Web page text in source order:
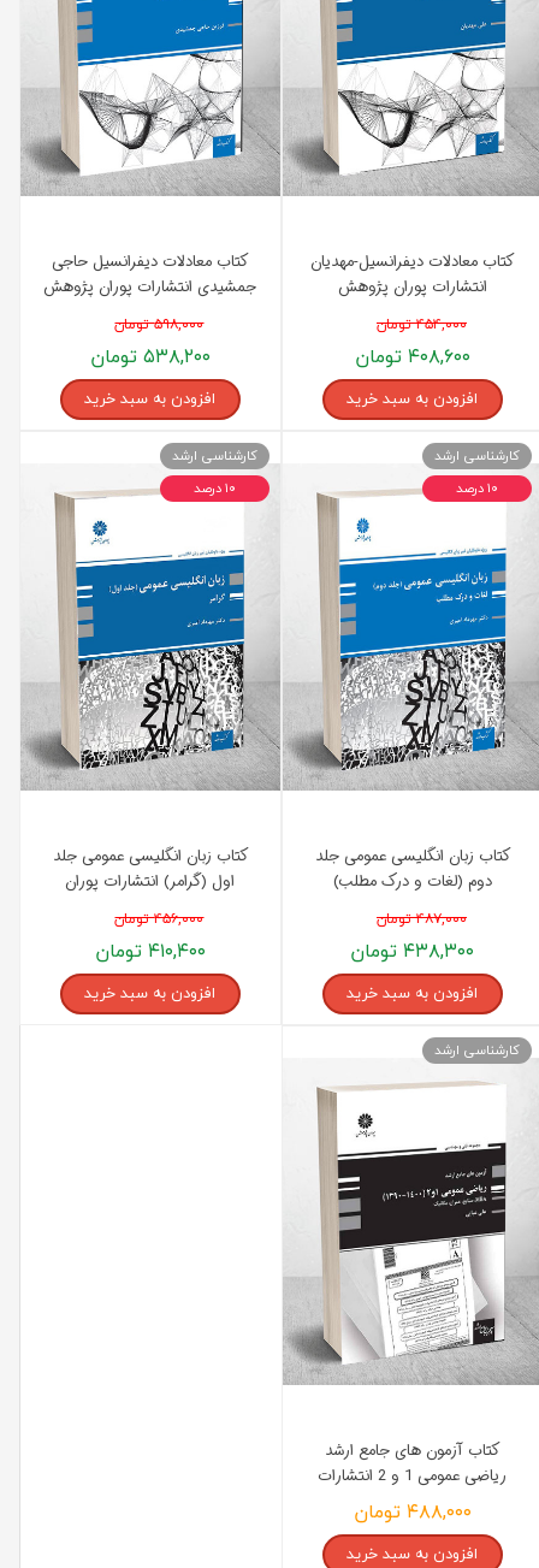
کتاب معادلات دیفرانسیل-مهدیان
انتشارات پوران پژوهش
۴۵۴,۰۰۰ تومان
۴۰۸,۶۰۰ تومان
افزودن به سبد خرید
کتاب معادلات دیفرانسیل حاجی
جمشیدی انتشارات پوران پژوهش
۵۹۸,۰۰۰ تومان
۵۳۸,۲۰۰ تومان
افزودن به سبد خرید
کتاب زبان انگلیسی عمومی جلد
دوم (لغات و درک مطلب)
۴۸۷,۰۰۰ تومان
۴۳۸,۳۰۰ تومان
افزودن به سبد خرید
کارشناسی ارشد
۱۰ درصد
کتاب زبان انگلیسی عمومی جلد
اول (گرامر) انتشارات پوران
۴۵۶,۰۰۰ تومان
۴۱۰,۴۰۰ تومان
افزودن به سبد خرید
کارشناسی ارشد
۱۰ درصد
کتاب آزمون های جامع ارشد
ریاضی عمومی 1 و 2 انتشارات
پوران پژوهش
۴۸۸,۰۰۰ تومان
افزودن به سبد خرید
کارشناسی ارشد